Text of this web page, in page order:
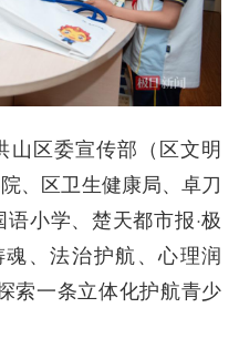
山区委宣传部（区文明
、区卫生健康局、卓刀
小学、楚天都市报·极
、法治护航、心理润
索一条立体化护航青少